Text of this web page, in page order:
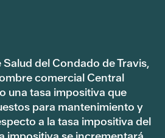
del Condado de Travis,
comercial Central
una tasa impositiva que
para mantenimiento y
a la tasa impositiva del